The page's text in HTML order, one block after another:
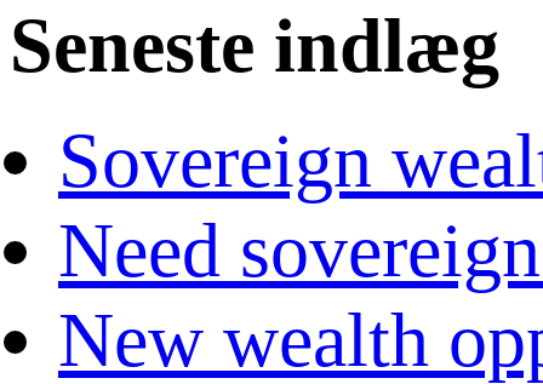
Seneste indlæg
Sovereign
Need
New wealth